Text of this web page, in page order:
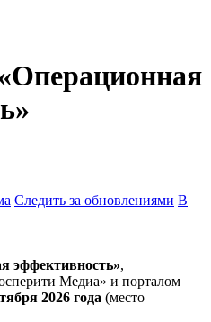
Следить за обновлениями В
эффективность»,
Медиа» и порталом
2026 года (место